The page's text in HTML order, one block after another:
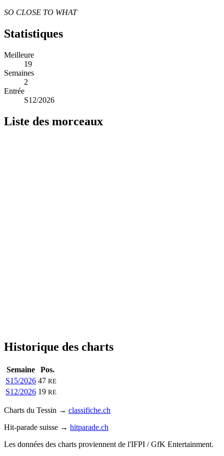
SO CLOSE TO WHAT
Statistiques
Meilleure
19
Semaines
2
Entrée
S12/2026
Liste des morceaux
Historique des charts
Semaine
Pos.
S15/2026 47 RE
S12/2026 19 RE
Charts du Tessin → classifiche.ch
Hit-parade suisse → hitparade.ch
Les données des charts proviennent de l'IFPI / GfK Entertainment.